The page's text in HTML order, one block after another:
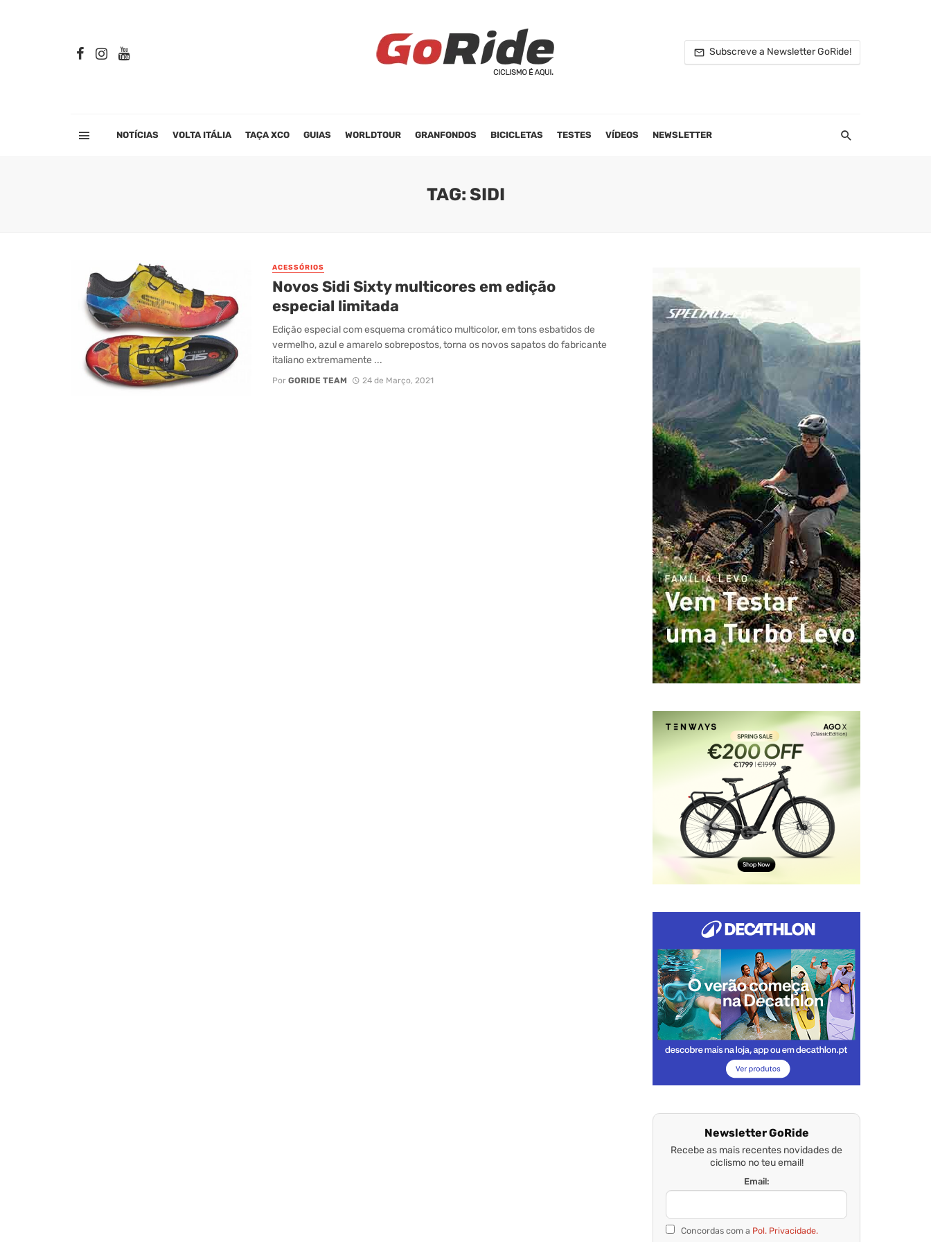
Subscreve a Newsletter GoRide!
NOTÍCIAS VOLTA ITÁLIA TAÇA XCO GUIAS WORLDTOUR GRANFONDOS BICICLETAS TESTES VÍDEOS NEWSLETTER
TAG: SIDI
ACESSÓRIOS
Novos Sidi Sixty multicores em edição
especial limitada
Edição especial com esquema cromático multicolor, em tons esbatidos de
vermelho, azul e amarelo sobrepostos, torna os novos sapatos do fabricante
italiano extremamente ...
Por GORIDE TEAM 24 de Março, 2021
Newsletter GoRide
Recebe as mais recentes novidades de
ciclismo no teu email!
Email:
Concordas com a Pol. Privacidade.